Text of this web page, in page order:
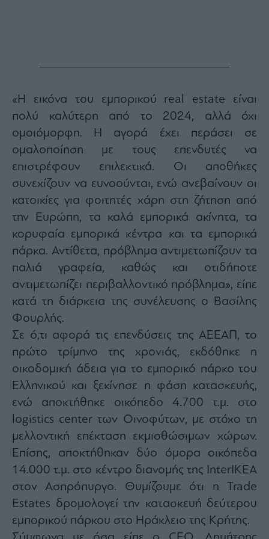
Εγγραφείτε
στο
Newsletter
του
mononews.gr
By
submitting
your
email,
you
to
our
Terms
and
Privacy
Notice.
can
opt
out
at
time.
site
is
protected
by
and
the
Google
Privacy
Policy
and
Terms
of
apply.
«Η εικόνα του εμπορικού real estate είναι
πολύ καλύτερη από το 2024, αλλά όχι
ομοιόμορφη. Η αγορά έχει περάσει σε
ομαλοποίηση με τους επενδυτές να
επιστρέφουν επιλεκτικά. Οι αποθήκες
συνεχίζουν να ευνοούνται, ενώ ανεβαίνουν οι
κατοικίες για φοιτητές χάρη στη ζήτηση από
την Ευρώπη, τα καλά εμπορικά ακίνητα, τα
κορυφαία εμπορικά κέντρα και τα εμπορικά
πάρκα. Αντίθετα, πρόβλημα αντιμετωπίζουν τα
παλιά γραφεία, καθώς και οτιδήποτε
αντιμετωπίζει περιβαλλοντικό πρόβλημα», είπε
κατά τη διάρκεια της συνέλευσης ο Βασίλης
Φουρλής.
Σε ό,τι αφορά τις επενδύσεις της ΑΕΕΑΠ, το
πρώτο τρίμηνο της χρονιάς, εκδόθηκε η
οικοδομική άδεια για το εμπορικό πάρκο του
Ελληνικού και ξεκίνησε η φάση κατασκευής,
ενώ αποκτήθηκε οικόπεδο 4.700 τ.μ. στο
logistics center των Οινοφύτων, με στόχο τη
μελλοντική επέκταση εκμισθώσιμων χώρων.
Επίσης, αποκτήθηκαν δύο όμορα οικόπεδα
14.000 τ.μ. στο κέντρο διανομής της InterIKEA
στον Ασπρόπυργο. Θυμίζουμε ότι η Trade
Estates δρομολογεί την κατασκευή δεύτερου
εμπορικού πάρκου στο Ηράκλειο της Κρήτης.